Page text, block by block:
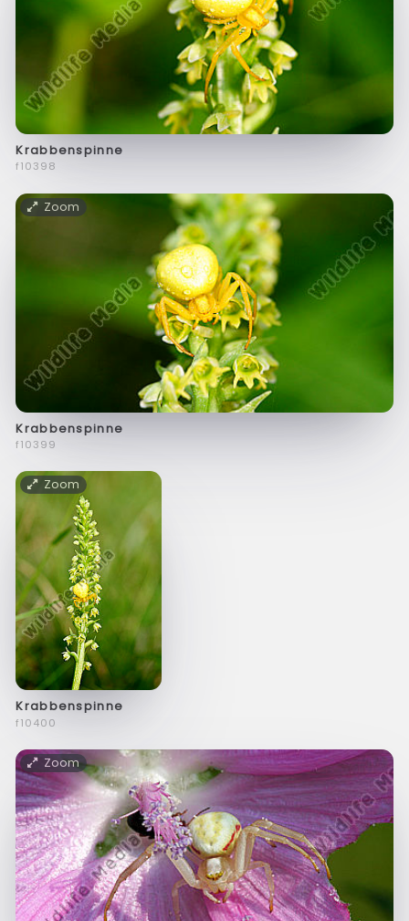
Krabbenspinne
f10398
Zoom
Krabbenspinne
f10399
Zoom
Krabbenspinne
f10400
Zoom